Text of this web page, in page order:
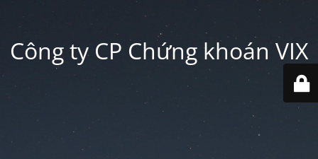
Công ty CP Chứng khoán VIX